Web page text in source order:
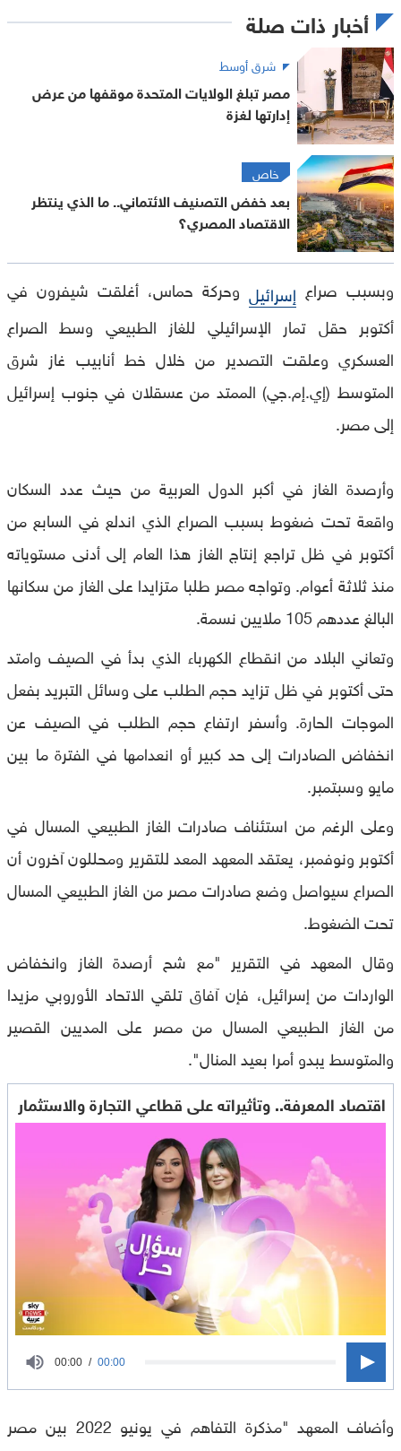
أخبار ذات صلة
شرق أوسط
مصر تبلغ الولايات المتحدة موقفها من عرض
إدارتها لغزة
خاص
بعد خفض التصنيف الائتماني.. ما الذي ينتظر
الاقتصاد المصري؟
وبسبب صراع إسرائيل وحركة حماس، أغلقت شيفرون في
أكتوبر حقل تمار الإسرائيلي للغاز الطبيعي وسط الصراع
العسكري وعلقت التصدير من خلال خط أنابيب غاز شرق
المتوسط (إي.إم.جي) الممتد من عسقلان في جنوب إسرائيل
إلى مصر.
وأرصدة الغاز في أكبر الدول العربية من حيث عدد السكان
واقعة تحت ضغوط بسبب الصراع الذي اندلع في السابع من
أكتوبر في ظل تراجع إنتاج الغاز هذا العام إلى أدنى مستوياته
منذ ثلاثة أعوام. وتواجه مصر طلبا متزايدا على الغاز من سكانها
البالغ عددهم 105 ملايين نسمة
.
وتعاني البلاد من انقطاع الكهرباء الذي بدأ في الصيف وامتد
حتى أكتوبر في ظل تزايد حجم الطلب على وسائل التبريد بفعل
الموجات الحارة. وأسفر ارتفاع حجم الطلب في الصيف عن
انخفاض الصادرات إلى حد كبير أو انعدامها في الفترة ما بين
مايو وسبتمبر.
وعلى الرغم من استئناف صادرات الغاز الطبيعي المسال في
أكتوبر ونوفمبر، يعتقد المعهد المعد للتقرير ومحللون آخرون أن
الصراع سيواصل وضع صادرات مصر من الغاز الطبيعي المسال
تحت الضغوط.
وقال المعهد في التقرير "مع شح أرصدة الغاز وانخفاض
الواردات من إسرائيل، فإن آفاق تلقي الاتحاد الأوروبي مزيدا
من الغاز الطبيعي المسال من مصر على المديين القصير
والمتوسط يبدو أمرا بعيد المنال".
اقتصاد المعرفة.. وتأثيراته على قطاعي التجارة والاستثمار
seconds
00:00 00:00
وأضاف المعهد "مذكرة التفاهم في يونيو 2022 بين مصر